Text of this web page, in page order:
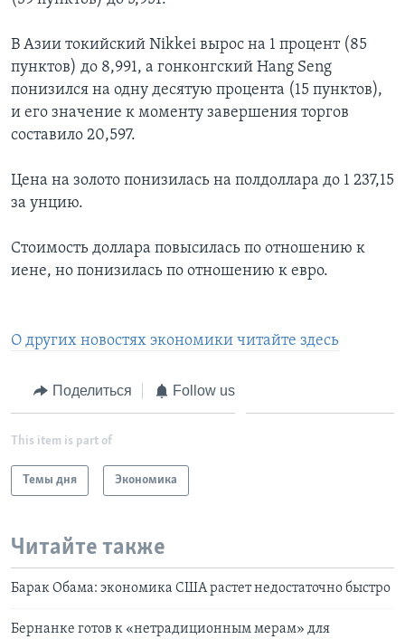
В Азии токийский Nikkei вырос на 1 процент (85
пунктов) до 8,991, а гонконгский Hang Seng
понизился на одну десятую процента (15 пунктов),
и его значение к моменту завершения торгов
составило 20,597.
Цена на золото понизилась на полдоллара до 1 237,15
за унцию.
Стоимость доллара повысилась по отношению к
иене, но понизилась по отношению к евро.
О других новостях экономики читайте здесь
Поделиться Follow us
This item is part of
Темы дня Экономика
Читайте также
Барак Обама: экономика США растет недостаточно быстро
Бернанке готов к «нетрадиционным мерам» для